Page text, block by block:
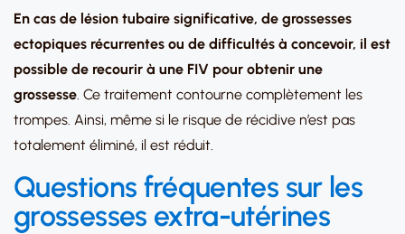
En cas de lésion tubaire significative, de grossesses
ectopiques récurrentes ou de difficultés à concevoir, il est
possible de recourir à une FIV pour obtenir une
grossesse. Ce traitement contourne complètement les
trompes. Ainsi, même si le risque de récidive n’est pas
totalement éliminé, il est réduit.
Questions fréquentes sur les
grossesses extra-utérines